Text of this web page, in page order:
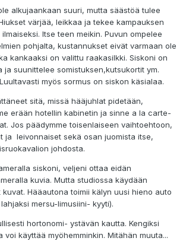
alkujaankaan suuri, mutta säästöä tulee
värjää, leikkaa ja tekee kampauksen
Itse teen meikin. Puvun ompelee
pohjalta, kustannukset eivät varmaan ole
kankaaksi on valittu raakasilkki. Siskoni on
ja suunittelee somistuksen,kutsukortit ym.
myös sormus on siskon käsialaa.
sitä, missä hääjuhlat pidetään,
erään hotellin kabinetin ja sinne a la carte-
Jos päädymme toisenlaiseen vaihtoehtoon,
ja leivonnaiset sekä osan juomista itse,
johdosta.
siskoni, veljeni ottaa eidän
kuvia. Mutta studiossa käydään
Hääautona toimii kälyn uusi hieno auto
mersu-limusiini- kyyti).
hortonomi- ystävän kautta. Kengiksi
voi käyttää myöhemminkin. Mitähän muuta...